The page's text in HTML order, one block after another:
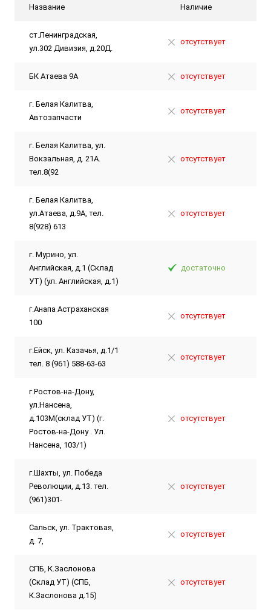
Название Наличие
ст.Ленинградская,
ул.302 Дивизия, д.20Д.
отсутствует
БК Атаева 9А отсутствует
г. Белая Калитва,
Автозапчасти
отсутствует
г. Белая Калитва, ул.
Вокзальная, д. 21А.
тел.8(92
отсутствует
г. Белая Калитва,
ул.Атаева, д.9А, тел.
8(928) 613
отсутствует
г. Мурино, ул.
Английская, д.1 (Склад
УТ) (ул. Английская, д.1)
достаточно
г.Анапа Астраханская
100
отсутствует
г.Ейск, ул. Казачья, д.1/1
тел. 8 (961) 588-63-63
отсутствует
г.Ростов-на-Дону,
ул.Нансена,
д.103М(склад УТ) (г.
Ростов-на-Дону . Ул.
Нансена, 103/1)
отсутствует
г.Шахты, ул. Победа
Революции, д.13. тел.
(961)301-
отсутствует
Сальск, ул. Трактовая,
д. 7,
отсутствует
СПБ, К.Заслонова
(Склад УТ) (СПБ,
К.Заслонова д.15)
отсутствует